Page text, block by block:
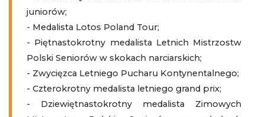
juniorów;
- Medalista Lotos Poland Tour;
- Piętnastokrotny medalista Letnich Mistrzostw
Polski Seniorów w skokach narciarskich;
- Zwycięzca Letniego Pucharu Kontynentalnego;
- Czterokrotny medalista letniego grand prix;
- Dziewiętnastokrotny medalista Zimowych